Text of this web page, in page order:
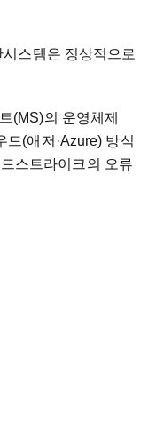
스템은 정상적으로
(MS)의 운영체제
드(애저·Azure) 방식
스트라이크의 오류